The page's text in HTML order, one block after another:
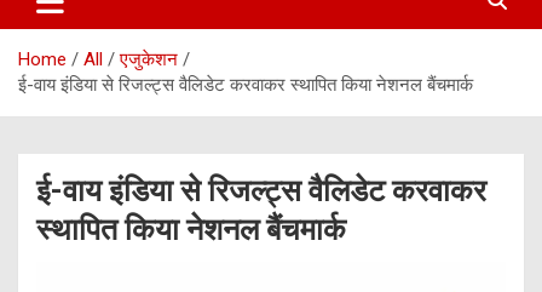
Home All
एजुकेशन
ई-वाय इंडिया से रिजल्ट्स वैलिडेट करवाकर स्थापित किया नेशनल बैंचमार्क
ई-वाय इंडिया से रिजल्ट्स वैलिडेट करवाकर
स्थापित किया नेशनल बैंचमार्क